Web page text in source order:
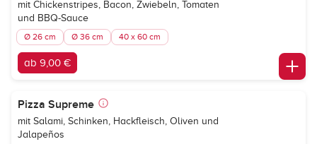
mit Chickenstripes, Bacon, Zwiebeln, Tomaten
und BBQ-Sauce
Ø 26 cm Ø 36 cm 40 x 60 cm
ab 9,00 €
Pizza Supreme
mit Salami, Schinken, Hackfleisch, Oliven und
Jalapeños